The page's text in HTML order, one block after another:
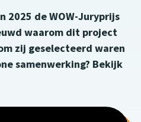
2025 de WOW-Juryprijs
waarom dit project
zij geselecteerd waren
samenwerking? Bekijk